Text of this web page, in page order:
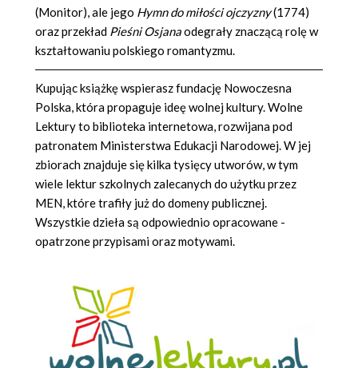
(Monitor), ale jego Hymn do miłości ojczyzny(1774)
oraz przekład Pieśni Osjanaodegrały znaczącą rolę w
kształtowaniu polskiego romantyzmu.
Kupując książkę wspierasz fundację Nowoczesna
Polska, która propaguje ideę wolnej kultury. Wolne
Lektury to biblioteka internetowa, rozwijana pod
patronatem Ministerstwa Edukacji Narodowej. W jej
zbiorach znajduje się kilka tysięcy utworów, w tym
wiele lektur szkolnych zalecanych do użytku przez
MEN, które trafiły już do domeny publicznej.
Wszystkie dzieła są odpowiednio opracowane -
opatrzone przypisami oraz motywami.